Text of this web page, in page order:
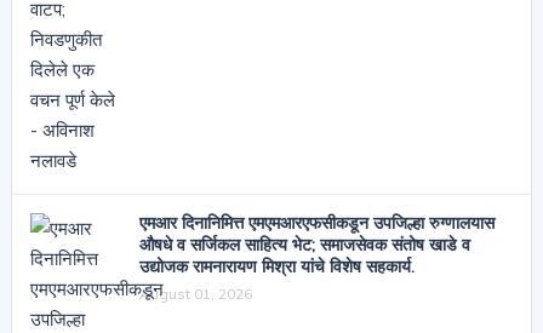
एमआर दिनानिमित्त एमएमआरएफसीकडून उपजिल्हा रुग्णालयास
औषधे व सर्जिकल साहित्य भेट; समाजसेवक संतोष खाडे व
उद्योजक रामनारायण मिश्रा यांचे विशेष सहकार्य.
August 01, 2026